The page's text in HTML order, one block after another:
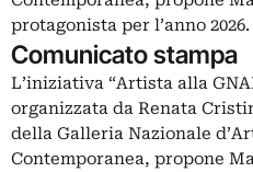
protagonista per l’anno 2026.
Comunicato stampa
L’iniziativa “Artista alla
organizzata da Renata
della Galleria Nazionale
Contemporanea, propone